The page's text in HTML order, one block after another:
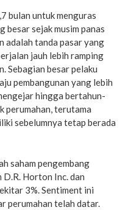
bulan untuk menguras
besar sejak musim panas
adalah tanda pasar yang
jauh lebih ramping
Sebagian besar pelaku
pembangunan yang lebih
hingga bertahun-
perumahan, terutama
sebelumnya tetap berada
saham pengembang
D.R. Horton Inc. dan
3%. Sentiment ini
perumahan telah datar.